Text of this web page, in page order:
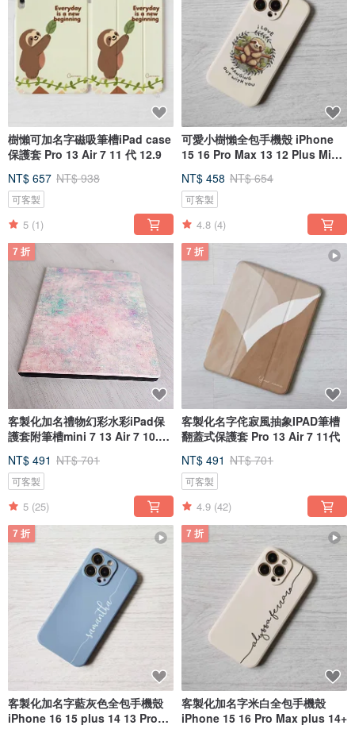
樹懶可加名字磁吸筆槽iPad case
保護套 Pro 13 Air 7 11 代 12.9
NT$ 657 NT$ 938
可客製
5 (1)
可愛小樹懶全包手機殼 iPhone
15 16 Pro Max 13 12 Plus Mini
NT$ 458 NT$ 654
可客製
4.8 (4)
7 折
客製化加名禮物幻彩水彩iPad保
護套附筆槽mini 7 13 Air 7 10.9
NT$ 491 NT$ 701
可客製
5 (25)
7 折
客製化名字侘寂風抽象IPAD筆槽
翻蓋式保護套 Pro 13 Air 7 11代
NT$ 491 NT$ 701
可客製
4.9 (42)
7 折
客製化加名字藍灰色全包手機殼
iPhone 16 15 plus 14 13 Pro
7 折
客製化加名字米白全包手機殼
iPhone 15 16 Pro Max plus 14+